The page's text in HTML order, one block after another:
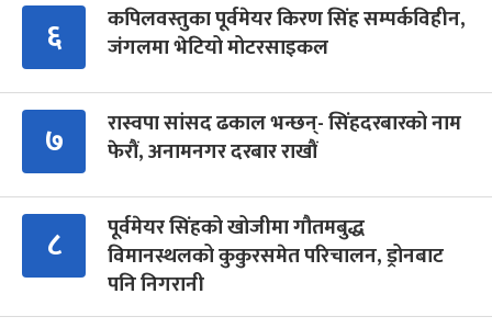
६
कपिलवस्तुका पूर्वमेयर किरण सिंह सम्पर्कविहीन,
जंगलमा भेटियो मोटरसाइकल
७
रास्वपा सांसद ढकाल भन्छन्- सिंहदरबारको नाम
फेरौं, अनामनगर दरबार राखौं
८
पूर्वमेयर सिंहको खोजीमा गौतमबुद्ध
विमानस्थलको कुकुरसमेत परिचालन, ड्रोनबाट
पनि निगरानी